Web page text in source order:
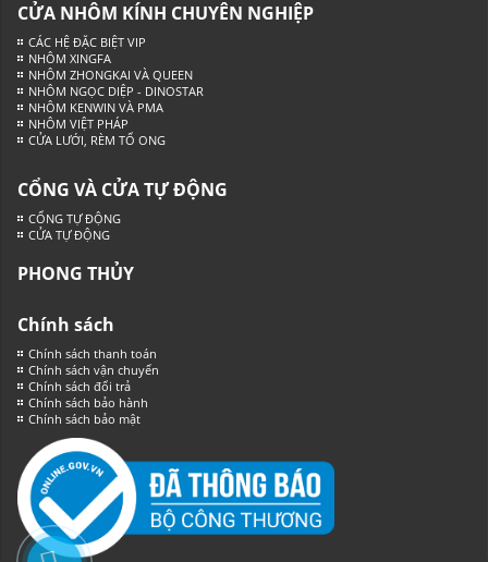
CỬA NHÔM KÍNH CHUYÊN NGHIỆP
CÁC HỆ ĐẶC BIỆT VIP
NHÔM XINGFA
NHÔM ZHONGKAI VÀ QUEEN
NHÔM NGỌC DIỆP - DINOSTAR
NHÔM KENWIN VÀ PMA
NHÔM VIỆT PHÁP
CỬA LƯỚI, RÈM TỔ ONG
CỔNG VÀ CỬA TỰ ĐỘNG
CỔNG TỰ ĐỘNG
CỬA TỰ ĐỘNG
PHONG THỦY
Chính sách
Chính sách thanh toán
Chính sách vận chuyển
Chính sách đổi trả
Chính sách bảo hành
Chính sách bảo mật